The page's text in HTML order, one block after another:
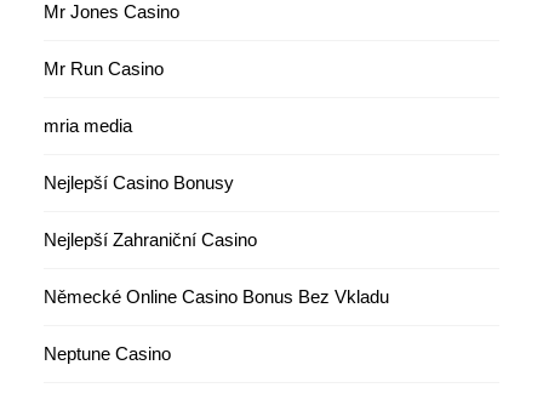
Mr Jones Casino
Mr Run Casino
mria media
Nejlepší Casino Bonusy
Nejlepší Zahraniční Casino
Německé Online Casino Bonus Bez Vkladu
Neptune Casino